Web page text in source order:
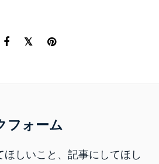
フォーム
ほしいこと、記事にしてほし